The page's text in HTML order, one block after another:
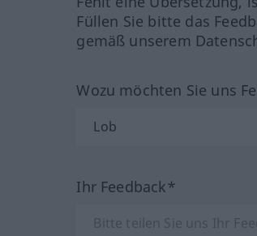
Füllen Sie bitte das
gemäß unserem
Wozu möchten Sie uns
Ihr Feedback*